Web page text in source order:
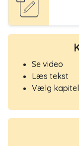
Se video
Læs tekst
Vælg kapitel